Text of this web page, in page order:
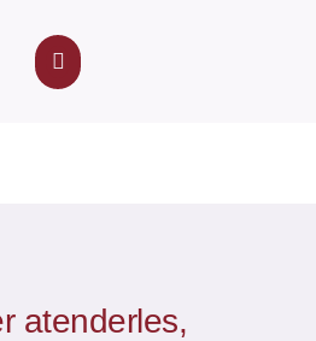
atenderles,